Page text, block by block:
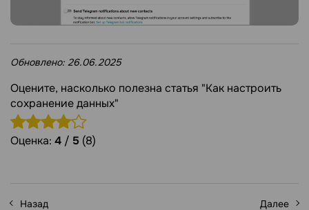
Обновлено: 26.06.2025
Оцените, насколько полезна статья "Как настроить
сохранение данных"
Оценка: 4 / 5 (8)
Назад Далее